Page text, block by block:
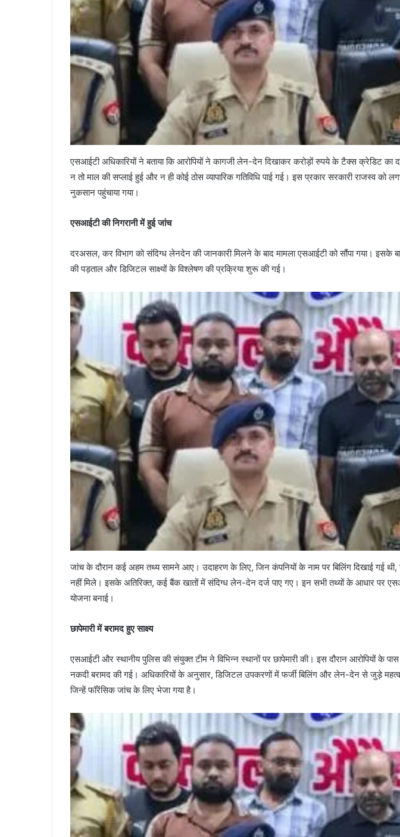
एसआईटी अधिकारियों ने बताया कि आरोपियों ने कागजी लेन-देन दिखाकर करोड़ों रुपये के टैक्स क्रेडिट का
न तो माल की सप्लाई हुई और न ही कोई ठोस व्यापारिक गतिविधि पाई गई। इस प्रकार सरकारी राजस्व
नुकसान पहुंचाया गया।
एसआईटी की निगरानी में हुई जांच
दरअसल, कर विभाग को संदिग्ध लेनदेन की जानकारी मिलने के बाद मामला एसआईटी को सौंपा गया। इसके
की पड़ताल और डिजिटल साक्ष्यों के विश्लेषण की प्रक्रिया शुरू की गई।
जांच के दौरान कई अहम तथ्य सामने आए। उदाहरण के लिए, जिन कंपनियों के नाम पर बिलिंग दिखाई गई थी,
नहीं मिले। इसके अतिरिक्त, कई बैंक खातों में संदिग्ध लेन-देन दर्ज पाए गए। इन सभी तथ्यों के आधार पर
योजना बनाई।
छापेमारी में बरामद हुए साक्ष्य
एसआईटी और स्थानीय पुलिस की संयुक्त टीम ने विभिन्न स्थानों पर छापेमारी की। इस दौरान आरोपियों के
नकदी बरामद की गई। अधिकारियों के अनुसार, डिजिटल उपकरणों में फर्जी बिलिंग और लेन-देन से जुड़े
जिन्हें फॉरेंसिक जांच के लिए भेजा गया है।